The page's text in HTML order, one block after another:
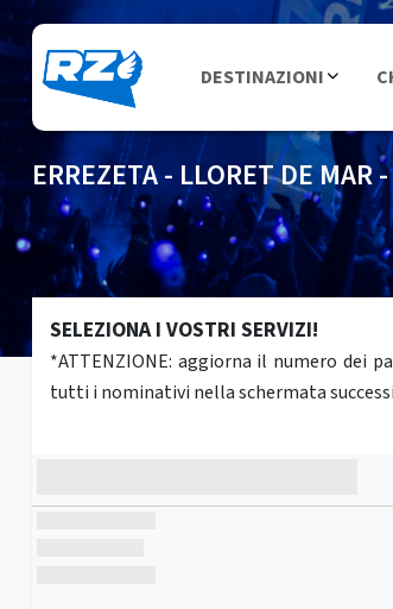
DESTINAZIONI
ERREZETA - LLORET DE MAR
SELEZIONA I VOSTRI SERVIZI!
*ATTENZIONE: aggiorna il numero dei
tutti i nominativi nella schermata